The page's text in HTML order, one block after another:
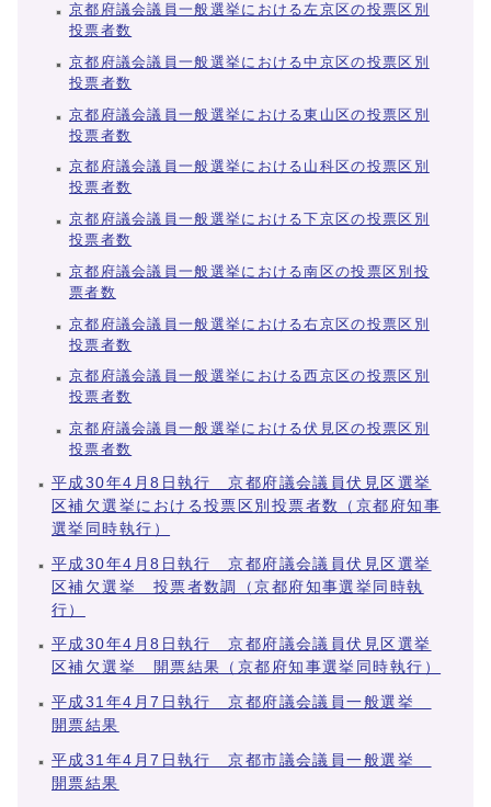
京都府議会議員一般選挙における左京区の投票区別
投票者数
京都府議会議員一般選挙における中京区の投票区別
投票者数
京都府議会議員一般選挙における東山区の投票区別
投票者数
京都府議会議員一般選挙における山科区の投票区別
投票者数
京都府議会議員一般選挙における下京区の投票区別
投票者数
京都府議会議員一般選挙における南区の投票区別投
票者数
京都府議会議員一般選挙における右京区の投票区別
投票者数
京都府議会議員一般選挙における西京区の投票区別
投票者数
京都府議会議員一般選挙における伏見区の投票区別
投票者数
平成30年4月8日執行 京都府議会議員伏見区選挙
区補欠選挙における投票区別投票者数（京都府知事
選挙同時執行）
平成30年4月8日執行 京都府議会議員伏見区選挙
区補欠選挙 投票者数調（京都府知事選挙同時執
行）
平成30年4月8日執行 京都府議会議員伏見区選挙
区補欠選挙 開票結果（京都府知事選挙同時執行）
平成31年4月7日執行 京都府議会議員一般選挙
開票結果
平成31年4月7日執行 京都市議会議員一般選挙
開票結果